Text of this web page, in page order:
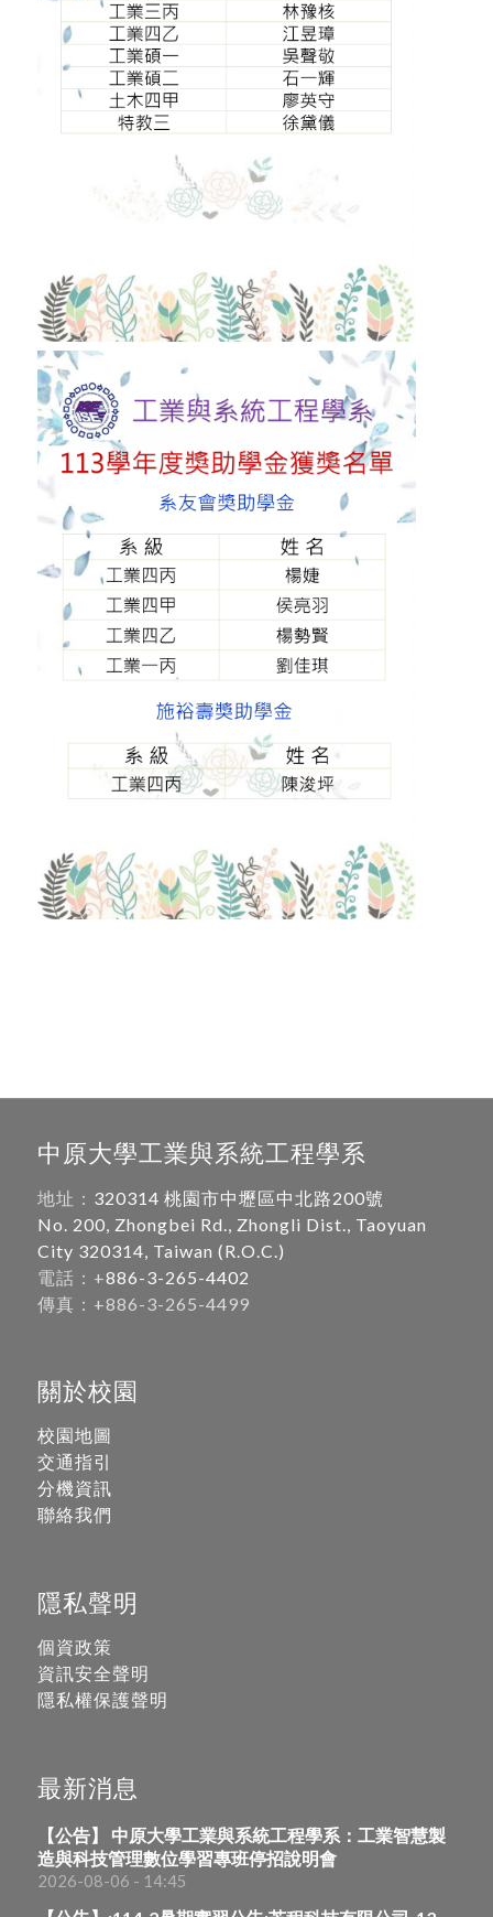
中原大學工業與系統工程學系
地址： 320314 桃園市中壢區中北路200號
No. 200, Zhongbei Rd., Zhongli Dist., Taoyuan
City 320314, Taiwan (R.O.C.)
電話：+886-3-265-4402
傳真：+886-3-265-4499
關於校園
校園地圖
交通指引
分機資訊
聯絡我們
隱私聲明
個資政策
資訊安全聲明
隱私權保護聲明
最新消息
【公告】 中原大學工業與系統工程學系：工業智慧製
造與科技管理數位學習專班停招說明會
2026-08-06 - 14:45